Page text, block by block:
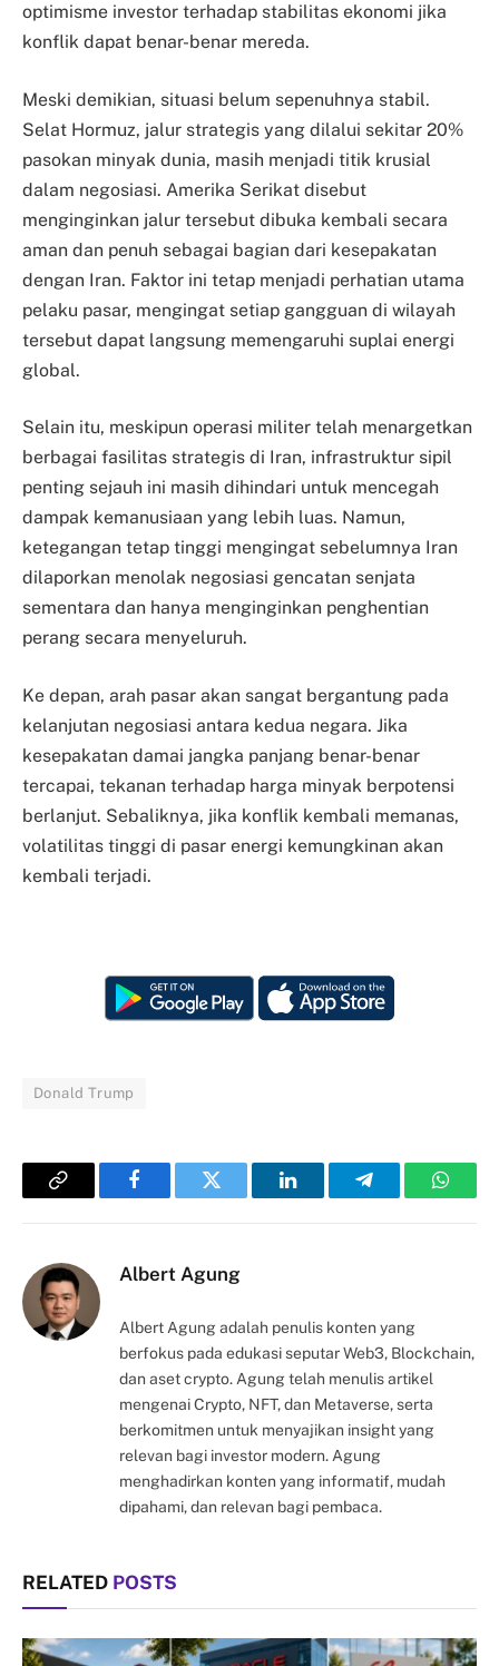
optimisme investor terhadap stabilitas ekonomi jika
konflik dapat benar-benar mereda.
Meski demikian, situasi belum sepenuhnya stabil.
Selat Hormuz, jalur strategis yang dilalui sekitar 20%
pasokan minyak dunia, masih menjadi titik krusial
dalam negosiasi. Amerika Serikat disebut
menginginkan jalur tersebut dibuka kembali secara
aman dan penuh sebagai bagian dari kesepakatan
dengan Iran. Faktor ini tetap menjadi perhatian utama
pelaku pasar, mengingat setiap gangguan di wilayah
tersebut dapat langsung memengaruhi suplai energi
global.
Selain itu, meskipun operasi militer telah menargetkan
berbagai fasilitas strategis di Iran, infrastruktur sipil
penting sejauh ini masih dihindari untuk mencegah
dampak kemanusiaan yang lebih luas. Namun,
ketegangan tetap tinggi mengingat sebelumnya Iran
dilaporkan menolak negosiasi gencatan senjata
sementara dan hanya menginginkan penghentian
perang secara menyeluruh.
Ke depan, arah pasar akan sangat bergantung pada
kelanjutan negosiasi antara kedua negara. Jika
kesepakatan damai jangka panjang benar-benar
tercapai, tekanan terhadap harga minyak berpotensi
berlanjut. Sebaliknya, jika konflik kembali memanas,
volatilitas tinggi di pasar energi kemungkinan akan
kembali terjadi.
Donald Trump
Copy
FacebookTwitter LinkedInTelegram
Albert Agung
Albert Agung adalah penulis konten yang
berfokus pada edukasi seputar Web3, Blockchain,
dan aset crypto. Agung telah menulis artikel
mengenai Crypto, NFT, dan Metaverse, serta
berkomitmen untuk menyajikan insight yang
relevan bagi investor modern. Agung
menghadirkan konten yang informatif, mudah
dipahami, dan relevan bagi pembaca.
RELATED POSTS